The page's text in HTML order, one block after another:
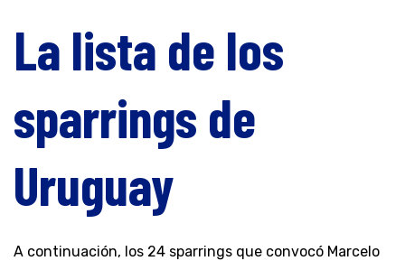
La lista de los
sparrings de
Uruguay
A continuación, los 24 sparrings que convocó Marcelo